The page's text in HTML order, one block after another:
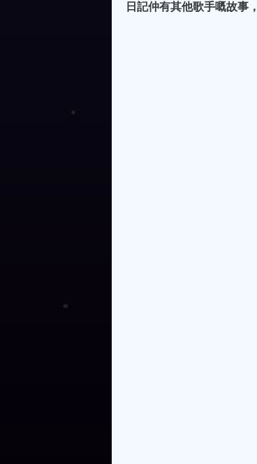
日記仲有其他歌手嘅故事